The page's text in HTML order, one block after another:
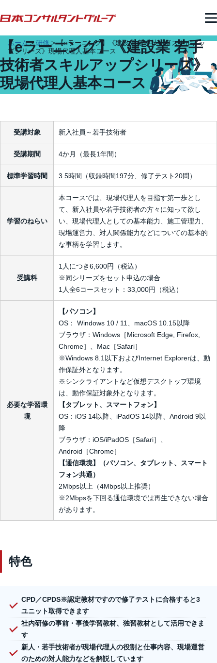
ホーム>研修 >【eラーニング】《建設業 若手技術者スキルアッ
プシリーズ》現場代理人基本コース
【eラーニング】《建設業 若手
技術者スキルアップシリーズ》
現場代理人基本コース
受講対象 新入社員～若手技術者
受講期間 4か月（最長1年間）
標準学習時間 3.5時間（収録時間197分、修了テスト20問）
学習のねらい
本コースでは、現場代理人を目指す第一歩とし
て、新入社員や若手技術者の方々に知って欲し
い、現場代理人としての基本能力、施工管理力、
現場運営力、対人関係能力などについての基本的
な事柄を学習します。
受講料
1人につき6,600円（税込）
※同シリーズをセット申込の場合
1人全6コースセット：33,000円（税込）
必要な学習環
境
【パソコン】
OS： Windows 10 / 11、macOS 10.15以降
ブラウザ：Windows［Microsoft Edge, Firefox,
Chrome］、Mac［Safari］
※Windows 8.1以下およびInternet Explorerは、動
作保証外となります。
※シンクライアントなど仮想デスクトップ環境
は、動作保証対象外となります。
【タブレット、スマートフォン】
OS：iOS 14以降、iPadOS 14以降、Android 9以
降
ブラウザ：iOS/iPadOS［Safari］、
Android［Chrome］
【通信環境】（パソコン、タブレット、スマート
フォン共通）
2Mbps以上（4Mbps以上推奨）
※2Mbpsを下回る通信環境では再生できない場合
があります。
特色
CPD／CPDS※認定教材ですので修了テストに合格すると3
ユニット取得できます
社内研修の事前・事後学習教材、独習教材として活用できま
す
新人・若手技術者が現場代理人の役割と仕事内容、現場運営
のための対人能力などを解説しています